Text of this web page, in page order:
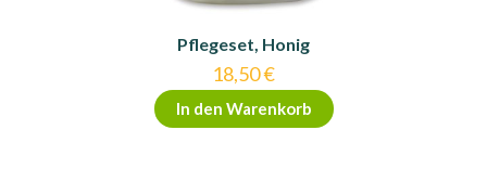
Pflegeset, Honig
18,50€
In den Warenkorb